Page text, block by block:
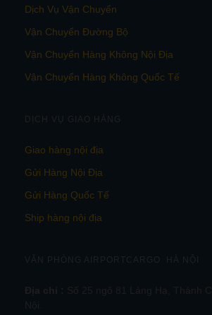
Dịch Vụ Vận Chuyển
Vận Chuyển Đường Bộ
Vận Chuyển Hàng Không Nội Địa
Vận Chuyển Hàng Không Quốc Tế
DỊCH VỤ GIAO HÀNG
Giao hàng nội địa
Gửi Hàng Nội Địa
Gửi Hàng Quốc Tế
Ship hàng nội địa
VĂN PHÒNG AIRPORTCARGO HÀ NỘI